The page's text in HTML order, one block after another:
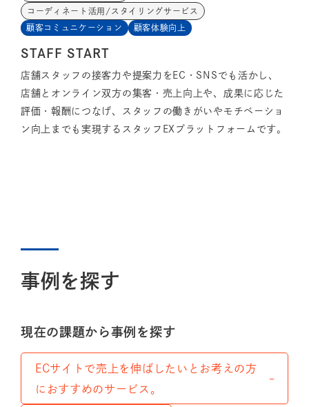
コーディネート活用/スタイリングサービス
顧客コミュニケーション 顧客体験向上
STAFF START
店舗スタッフの接客力や提案力をEC・SNSでも活かし、
店舗とオンライン双方の集客・売上向上や、成果に応じた
評価・報酬につなげ、スタッフの働きがいやモチベーショ
ン向上までも実現するスタッフEXプラットフォームです。
事例を探す
現在の課題から事例を探す
ECサイトで売上を伸ばしたいとお考えの方
におすすめのサービス。